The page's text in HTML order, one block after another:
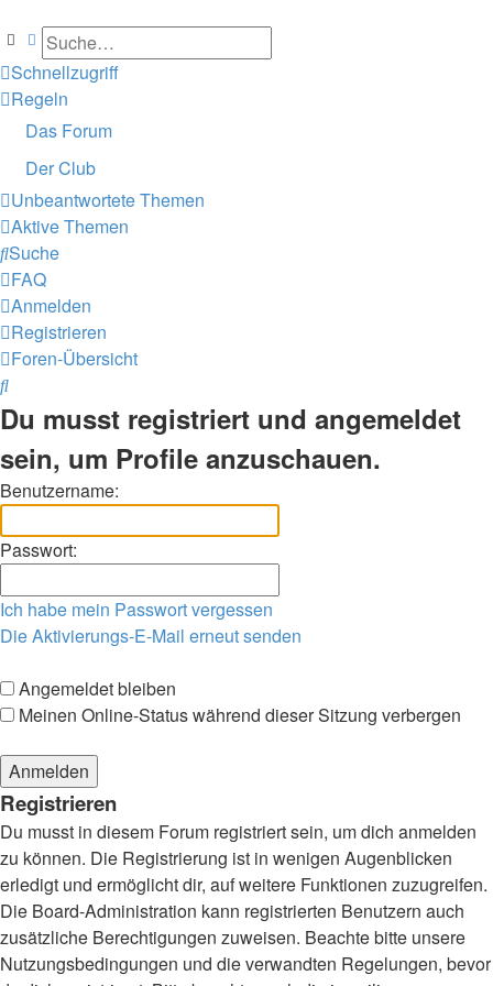
SucheErweiterte Suche
Schnellzugriff
Regeln
Das Forum
Der Club
Unbeantwortete Themen
Aktive Themen
Suche
FAQ
Anmelden
Registrieren
Foren-Übersicht
Suche
Du musst registriert und angemeldet
sein, um Profile anzuschauen.
Benutzername:
Passwort:
Ich habe mein Passwort vergessen
Die Aktivierungs-E-Mail erneut senden
Angemeldet bleiben
Meinen Online-Status während dieser Sitzung verbergen
Registrieren
Du musst in diesem Forum registriert sein, um dich anmelden
zu können. Die Registrierung ist in wenigen Augenblicken
erledigt und ermöglicht dir, auf weitere Funktionen zuzugreifen.
Die Board-Administration kann registrierten Benutzern auch
zusätzliche Berechtigungen zuweisen. Beachte bitte unsere
Nutzungsbedingungen und die verwandten Regelungen, bevor